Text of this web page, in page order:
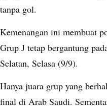
tanpa gol.
Kemenangan ini membuat
Grup J tetap bergantung
Selatan, Selasa (9/9).
Hanya juara grup yang
final di Arab Saudi.